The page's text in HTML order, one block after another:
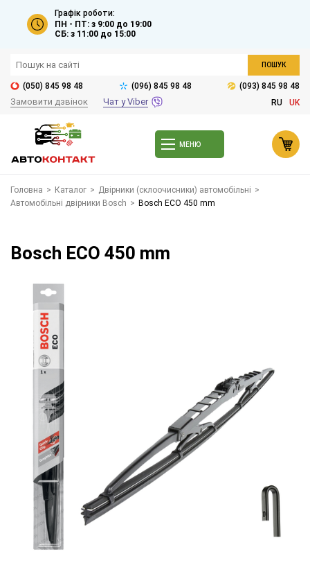
Графік роботи:
ПН - ПТ: з 9:00 до 19:00
СБ: з 11:00 до 15:00
ПОШУК
(050) 845 98 48 (096) 845 98 48 (093) 845 98 48
Замовити дзвінок Чат у Viber RU UK
МЕНЮ
Головна > Каталог > Двірники (склоочисники) автомобільні >
Автомобільні двірники Bosch > Bosch ECO 450 mm
Bosch ECO 450 mm